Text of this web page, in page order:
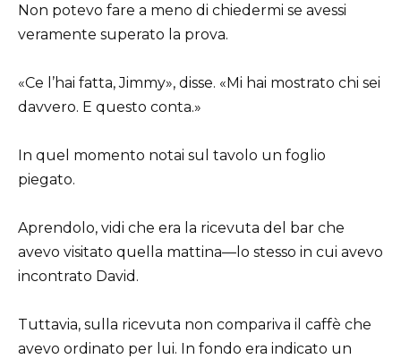
Non potevo fare a meno di chiedermi se avessi
veramente superato la prova.
«Ce l’hai fatta, Jimmy», disse. «Mi hai mostrato chi sei
davvero. E questo conta.»
In quel momento notai sul tavolo un foglio
piegato.
Aprendolo, vidi che era la ricevuta del bar che
avevo visitato quella mattina—lo stesso in cui avevo
incontrato David.
Tuttavia, sulla ricevuta non compariva il caffè che
avevo ordinato per lui. In fondo era indicato un